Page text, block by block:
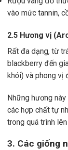
vào mức tannin,
2.5 Hương vị
Rất đa dạng, từ
blackberry đến
khói) và phong vị
Những hương
các hợp chất tự
trong quá trình
3. Các giống